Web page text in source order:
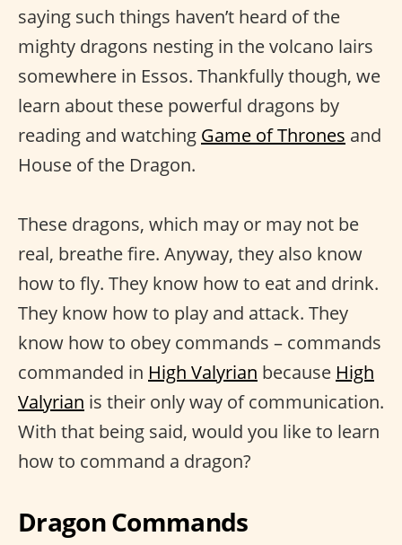
saying such things haven’t heard of the
mighty dragons nesting in the volcano lairs
somewhere in Essos. Thankfully though, we
learn about these powerful dragons by
reading and watching Game of Thrones and
House of the Dragon.
These dragons, which may or may not be
real, breathe fire. Anyway, they also know
how to fly. They know how to eat and drink.
They know how to play and attack. They
know how to obey commands – commands
commanded in High Valyrian because High
Valyrian is their only way of communication.
With that being said, would you like to learn
how to command a dragon?
Dragon Commands